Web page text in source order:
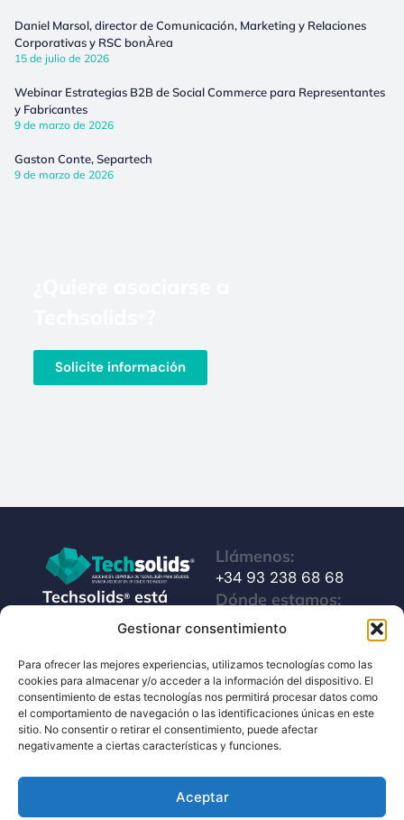
Gestionar consentimiento
Para ofrecer las mejores experiencias, utilizamos tecnologías como las
cookies para almacenar y/o acceder a la información del dispositivo. El
consentimiento de estas tecnologías nos permitirá procesar datos como
el comportamiento de navegación o las identificaciones únicas en este
sitio. No consentir o retirar el consentimiento, puede afectar
negativamente a ciertas características y funciones.
Aceptar
Daniel Marsol, director de Comunicación, Marketing y Relaciones
Corporativas y RSC bonÀrea
15 de julio de 2026
Webinar Estrategias B2B de Social Commerce para Representantes
y Fabricantes
9 de marzo de 2026
Gaston Conte, Separtech
9 de marzo de 2026
Solicite información
Techsolids®está
formado por las
integran toda la
tecnología y los
servicios para el
procesamiento de
materiales
granulados y
Llámenos:
+34 93 238 68 68
Dónde estamos:
C/ Francisco Giner,
08012 Barcelona
Escríbanos:
info@techsolids.com
Síganos en redes
sociales